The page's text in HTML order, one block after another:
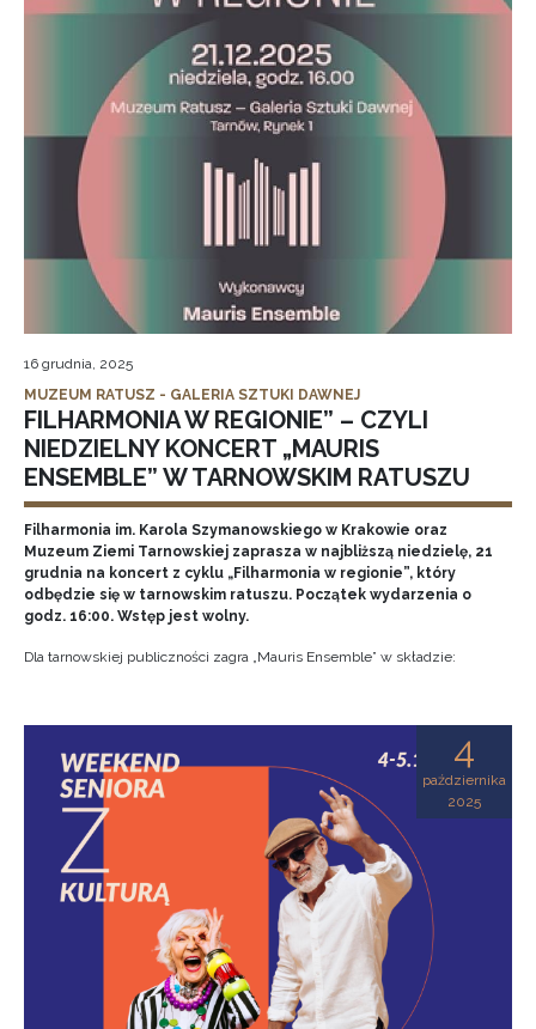
16 grudnia, 2025
MUZEUM RATUSZ - GALERIA SZTUKI DAWNEJ
FILHARMONIA W REGIONIE” – CZYLI
NIEDZIELNY KONCERT „MAURIS
ENSEMBLE” W TARNOWSKIM RATUSZU
Filharmonia im. Karola Szymanowskiego w Krakowie oraz
Muzeum Ziemi Tarnowskiej zaprasza w najbliższą niedzielę, 21
grudnia na koncert z cyklu „Filharmonia w regionie”, który
odbędzie się w tarnowskim ratuszu. Początek wydarzenia o
godz. 16:00. Wstęp jest wolny.
Dla tarnowskiej publiczności zagra „Mauris Ensemble” w składzie:
4
października
2025